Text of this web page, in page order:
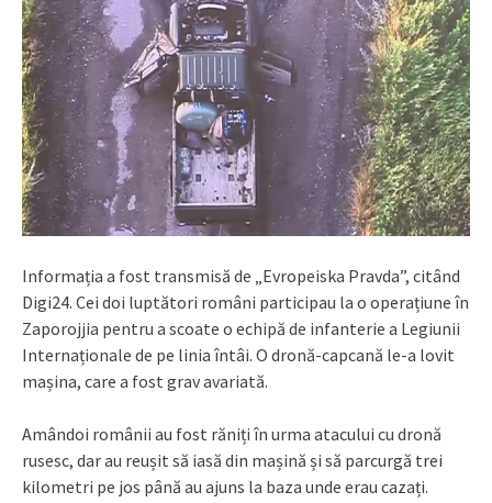
Informația a fost transmisă de „Evropeiska Pravda”, citând
Digi24. Cei doi luptători români participau la o operațiune în
Zaporojjia pentru a scoate o echipă de infanterie a Legiunii
Internaționale de pe linia întâi. O dronă-capcană le-a lovit
mașina, care a fost grav avariată.
Amândoi românii au fost răniți în urma atacului cu dronă
rusesc, dar au reușit să iasă din mașină și să parcurgă trei
kilometri pe jos până au ajuns la baza unde erau cazați.